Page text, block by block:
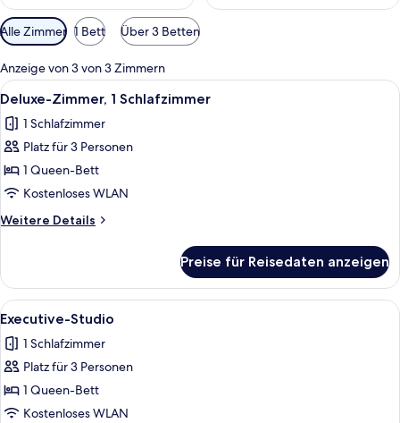
Verfügbare
Filter
für
Zimmer
Alle Zimmer 1 Bett Über 3 Betten
Anzeige von 3 von 3 Zimmern
Alle
Fotos
für
Deluxe-
Zimmer,
1
Schlafzimmer
anzeigen
5
Deluxe-Zimmer, 1 Schlafzimmer
1 Schlafzimmer
Platz für 3 Personen
1 Queen-Bett
Kostenloses WLAN
Weitere Details
Weitere
Zimmer,
Schlafzimmer
Preise für Reisedaten anzeigen
Alle
Fotos
für
Executive-
Studio
anzeigen
Ein modernes Hotelzimmer mit Bett,
5
Executive-Studio
1 Schlafzimmer
Platz für 3 Personen
1 Queen-Bett
Kostenloses WLAN